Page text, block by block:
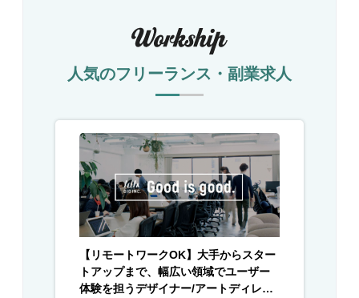
人気のフリーランス・副業求人
【リモートワークOK】大手からスター
トアップまで、幅広い領域でユーザー
体験を担うデザイナー/アートディレク